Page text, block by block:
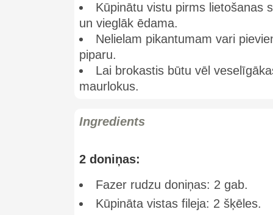
Kūpinātu vistu pirms lietošanas
un vieglāk ēdama.
Nelielam pikantumam vari
piparu.
Lai brokastis būtu vēl
maurlokus.
Ingredients
2 doniņas:
Fazer rudzu doniņas: 2 gab.
Kūpināta vistas fileja: 2 šķēles.